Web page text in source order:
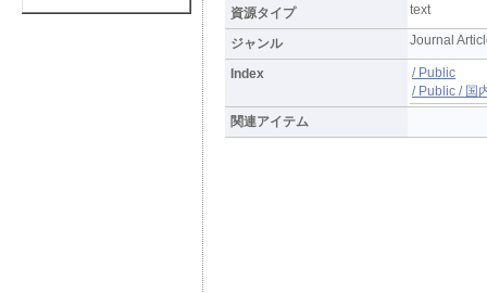
資源タイプ text
ジャンル Journal
Index
/ Public
/ Public / 国
関連アイテム